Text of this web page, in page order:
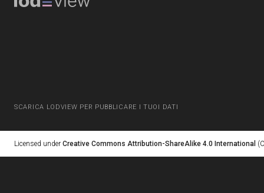
SCARICA LODVIEW PER PUBBLICARE I TUOI DATI
Licensed under Creative Commons Attribution-ShareAlike 4.0 International